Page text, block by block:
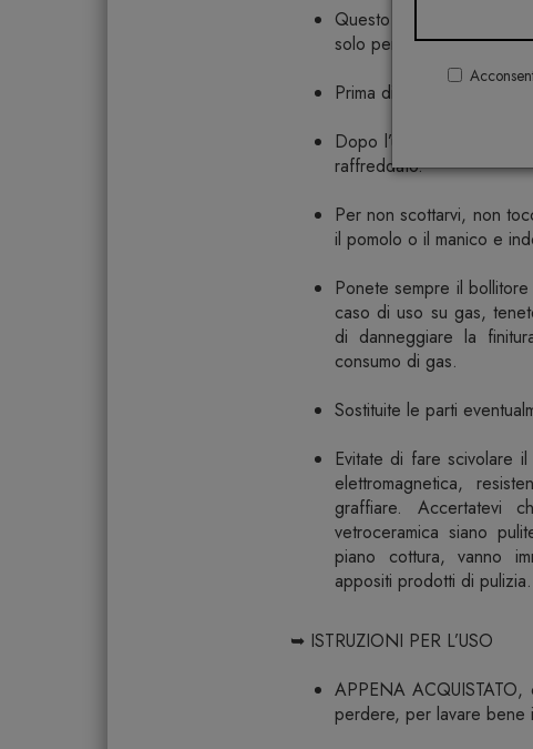
Questo bollitore è
solo per bollire l’acqua.
Prima di utilizzare il
Dopo l’uso, prima di
raffreddato.
Per non scottarvi, non
il pomolo o il manico e
Ponete sempre il
caso di uso su gas,
di danneggiare la
consumo di gas.
Sostituite le parti
Evitate di fare scivolare
elettromagnetica,
graffiare.
vetroceramica siano
piano cottura, vanno
appositi prodotti di pulizia.
➥ ISTRUZIONI PER L’USO
APPENA
perdere, per lavare bene